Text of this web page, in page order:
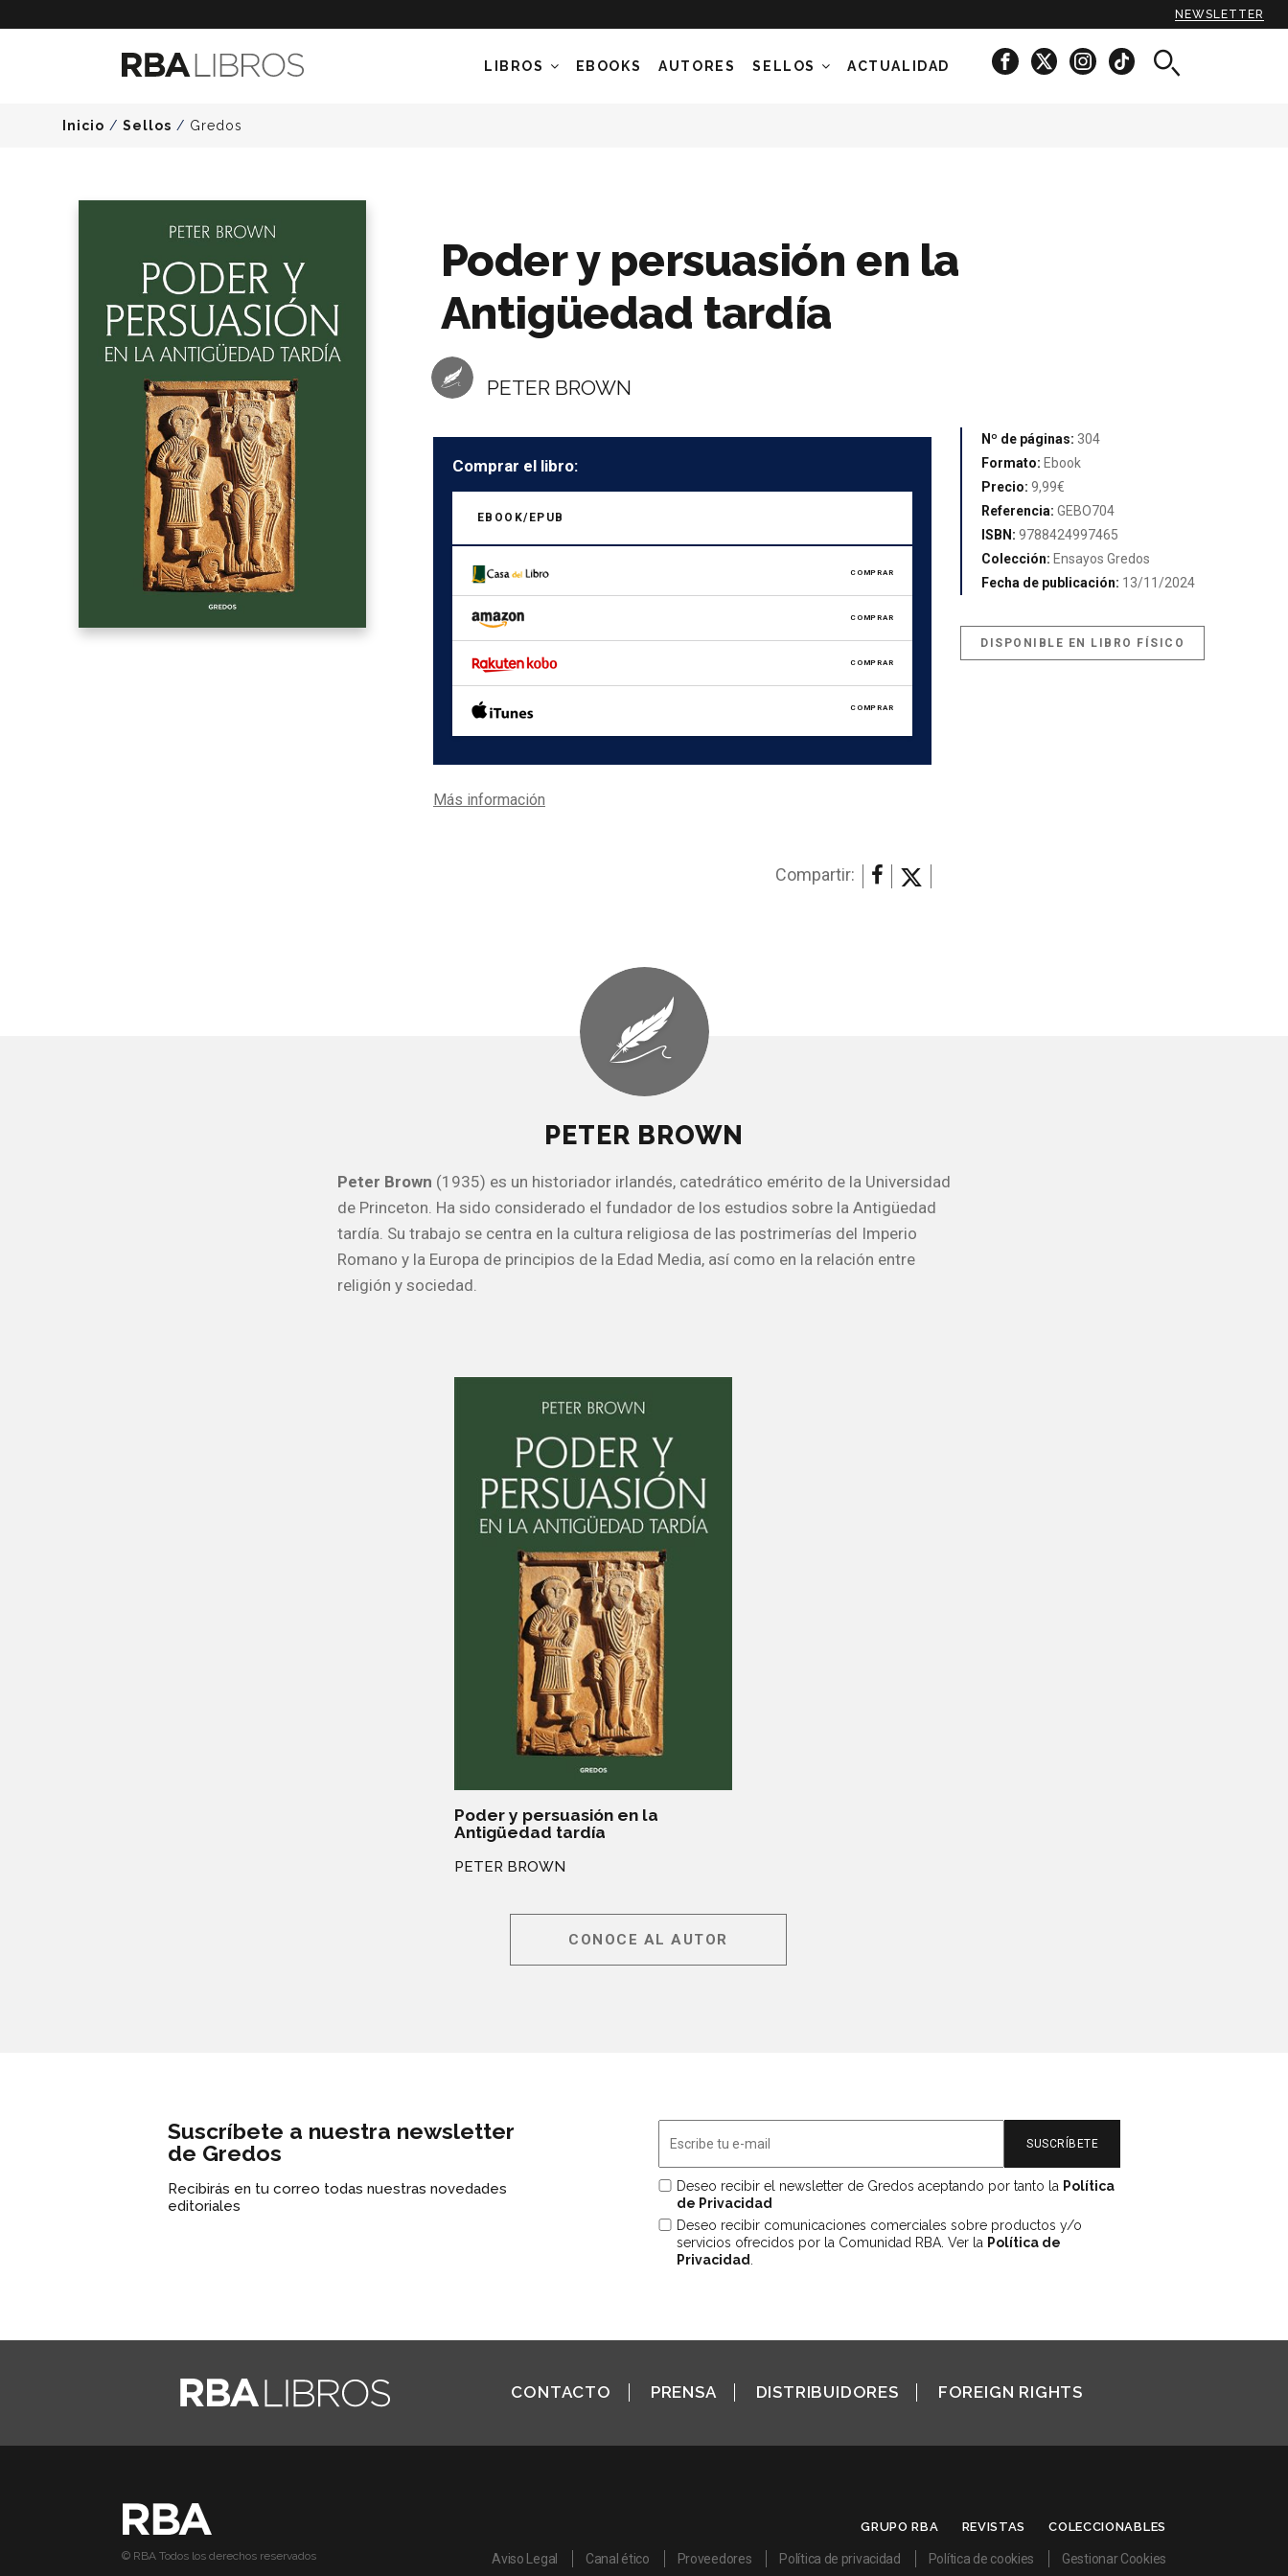
NEWSLETTER
LIBROS EBOOKS AUTORES SELLOS ACTUALIDAD
Inicio / Sellos / Gredos
Poder y persuasión en la
Antigüedad tardía
PETER BROWN
Comprar el libro:
EBOOK/EPUB
COMPRAR
COMPRAR
COMPRAR
COMPRAR
Nº de páginas: 304
Formato: Ebook
Precio:9,99€
Referencia:GEBO704
ISBN:9788424997465
Colección: Ensayos Gredos
Fecha de publicación: 13/11/2024
DISPONIBLE EN LIBRO FÍSICO
Más información
Compartir:
PETER BROWN
Peter Brown (1935) es un historiador irlandés, catedrático emérito de la Universidad
de Princeton. Ha sido considerado el fundador de los estudios sobre la Antigüedad
tardía. Su trabajo se centra en la cultura religiosa de las postrimerías del Imperio
Romano y la Europa de principios de la Edad Media, así como en la relación entre
religión y sociedad.
Poder y persuasión en la
Antigüedad tardía
PETER BROWN
CONOCE AL AUTOR
Suscríbete a nuestra newsletter
de Gredos
Recibirás en tu correo todas nuestras novedades
editoriales
Deseo recibir el newsletter de Gredos aceptando por tanto la Política
de Privacidad
Deseo recibir comunicaciones comerciales sobre productos y/o
servicios ofrecidos por la Comunidad RBA. Ver la Política de
Privacidad
CONTACTO PRENSA DISTRIBUIDORES FOREIGN RIGHTS
© RBA Todos los derechos reservados
GRUPO RBA REVISTAS COLECCIONABLES
Aviso Legal Canal ético Proveedores Política de privacidad Política de cookies Gestionar Cookies